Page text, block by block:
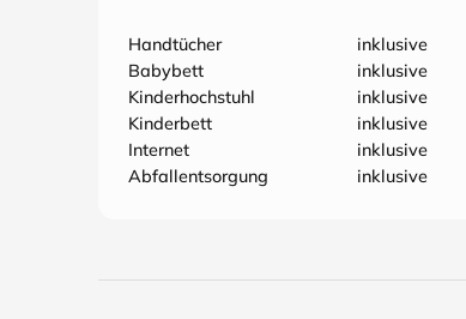
Handtücher
inklusive
Babybett
inklusive
Kinderhochstuhl
inklusive
Kinderbett
inklusive
Internet
inklusive
Abfallentsorgung
inklusive